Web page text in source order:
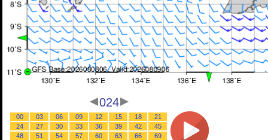
024
00 03 06 09 12 15 18
21
24
27 30 33 36 39 42
45
48
51 54 57 60 63 66
69